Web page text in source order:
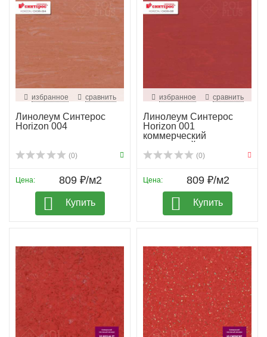
избранное сравнить
Линолеум Синтерос
Horizon 004
(0)
Цена: 809 ₽/м2
Купить
избранное сравнить
Линолеум Синтерос
Horizon 001
коммерческий
гомогенный
(0)
Цена: 809 ₽/м2
Купить